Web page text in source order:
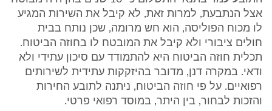
אצל הנתבעת, למרות זאת, לא קיבל את השירות המגיע
לו מכוח הפוליסה, הוא חש מרומה, שכן נותח בבית
חולים ציבורי ולא קיבל את המובטח לו בחוזה הביטוח.
תכלית חוזה הביטוח היא להתמודד עם סיכון עתידי ולא
ודאי. במקרה דנן, מדובר בהיזקקות עתידית לשירותים
רפואיים. על פי חוזה הביטוח, ניתנה לתובע החירות
והזכות לבחור, בין היתר, במוסד רפואי פרטי.